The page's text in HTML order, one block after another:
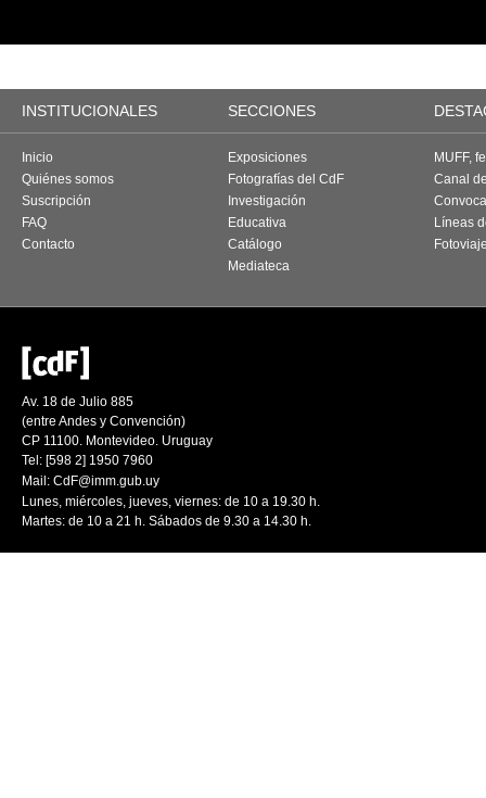
INSTITUCIONALES SECCIONES
Inicio
Quiénes somos
Suscripción
FAQ
Contacto
Exposiciones
Fotografías del CdF
Investigación
Educativa
Catálogo
Mediateca
MUFF,
Canal
Líneas
Av. 18 de Julio 885
(entre Andes y Convención)
CP 11100. Montevideo. Uruguay
Tel: [598 2] 1950 7960
Mail: CdF@imm.gub.uy
Lunes, miércoles, jueves, viernes: de 10 a 19.30 h.
Martes: de 10 a 21 h. Sábados de 9.30 a 14.30 h.